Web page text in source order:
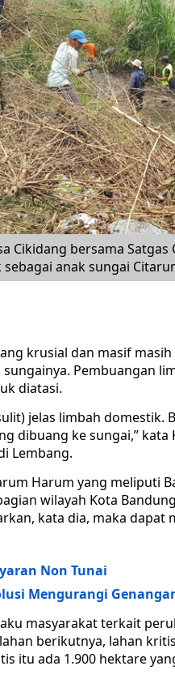
Cikidang bersama
anak sungai
krusial dan masif
Pembuangan
diatasi.
jelas limbah domestik.
dibuang ke sungai,”
Lembang.
Harum yang meliputi
wilayah Kota
kata dia, maka
Non Tunai
Mengurangi
masyarakat terkait
berikutnya, lahan
itu ada 1.900 hektare